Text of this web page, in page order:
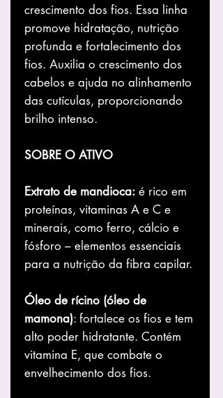
crescimento dos fios. Essa linha
promove hidratação, nutrição
profunda e fortalecimento dos
fios. Auxilia o crescimento dos
cabelos e ajuda no alinhamento
das cutículas, proporcionando
brilho intenso.
SOBRE O ATIVO
Extrato de mandioca: é rico em
proteínas, vitaminas A e C e
minerais, como ferro, cálcio e
fósforo – elementos essenciais
para a nutrição da fibra capilar.
Óleo de rícino (óleo de
mamona): fortalece os fios e tem
alto poder hidratante. Contém
vitamina E, que combate o
envelhecimento dos fios.